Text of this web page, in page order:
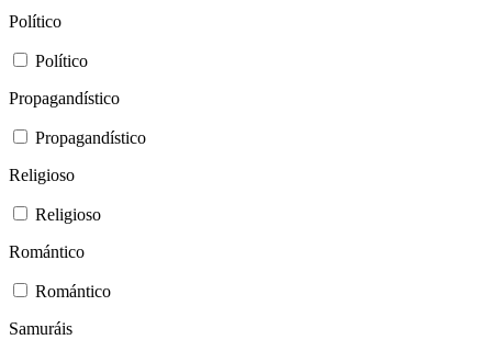
Político
Político
Propagandístico
Propagandístico
Religioso
Religioso
Romántico
Romántico
Samuráis